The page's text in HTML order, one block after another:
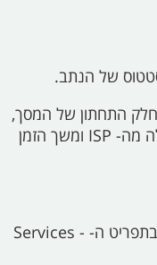
של הנתב.
התחתון של המסך,
מה- ISP ומשך הזמן
Services -